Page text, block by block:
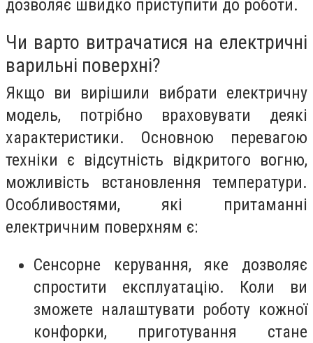
дозволяє швидко приступити до роботи.
Чи варто витрачатися на електричні
варильні поверхні?
Якщо ви вирішили вибрати електричну
модель, потрібно враховувати деякі
характеристики. Основною перевагою
техніки є відсутність відкритого вогню,
можливість встановлення температури.
Особливостями, які притаманні
електричним поверхням є:
Сенсорне керування, яке дозволяє
спростити експлуатацію. Коли ви
зможете налаштувати роботу кожної
конфорки, приготування стане